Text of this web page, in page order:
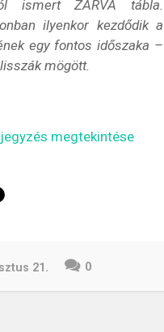
ismert ZÁRVA tábla.
ilyenkor kezdődik a
egy fontos időszaka –
mögött.
megtekintése
21. 0